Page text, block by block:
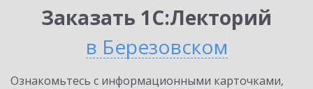
Заказать 1С:Лекторий
в Березовском
Ознакомьтесь с информационными карточками,